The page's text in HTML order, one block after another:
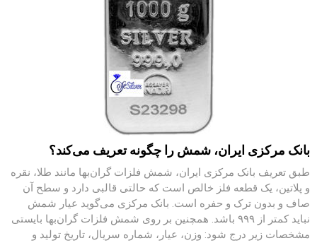
بانک مرکزی ایران، شمش را چگونه تعریف می‌کند؟
طبق تعریف بانک مرکزی ایران، شمش فلزات گران‌بها مانند طلا، نقره
و پلاتین، یک قطعه فلز خالص است که حالتی قالبی دارد و سطح آن
صاف و بدون ترک و حفره است. بانک مرکزی می‌گوید عیار شمش
نباید کمتر از ۹۹۹ باشد. همچنین بر روی شمش فلزات گران‌بها بایستی
مشخصات زیر درج شود: وزن، عیار، شماره سریال، تاریخ تولید و